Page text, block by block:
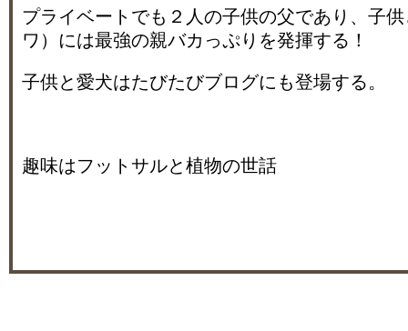
プライベートでも２人の子供の父であり、子
ワ）には最強の親バカっぷりを発揮する！
子供と愛犬はたびたびブログにも登場する。
趣味はフットサルと植物の世話